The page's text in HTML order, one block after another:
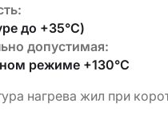
до +35°С)
допустимая:
режиме +130°С
нагрева жил при